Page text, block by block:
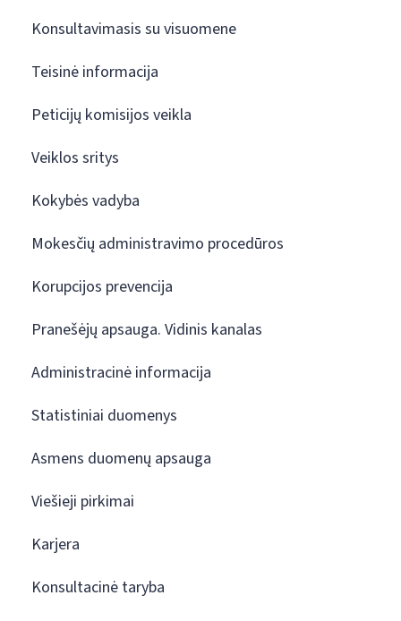
Konsultavimasis su visuomene
Teisinė informacija
Peticijų komisijos veikla
Veiklos sritys
Kokybės vadyba
Mokesčių administravimo procedūros
Korupcijos prevencija
Pranešėjų apsauga. Vidinis kanalas
Administracinė informacija
Statistiniai duomenys
Asmens duomenų apsauga
Viešieji pirkimai
Karjera
Konsultacinė taryba